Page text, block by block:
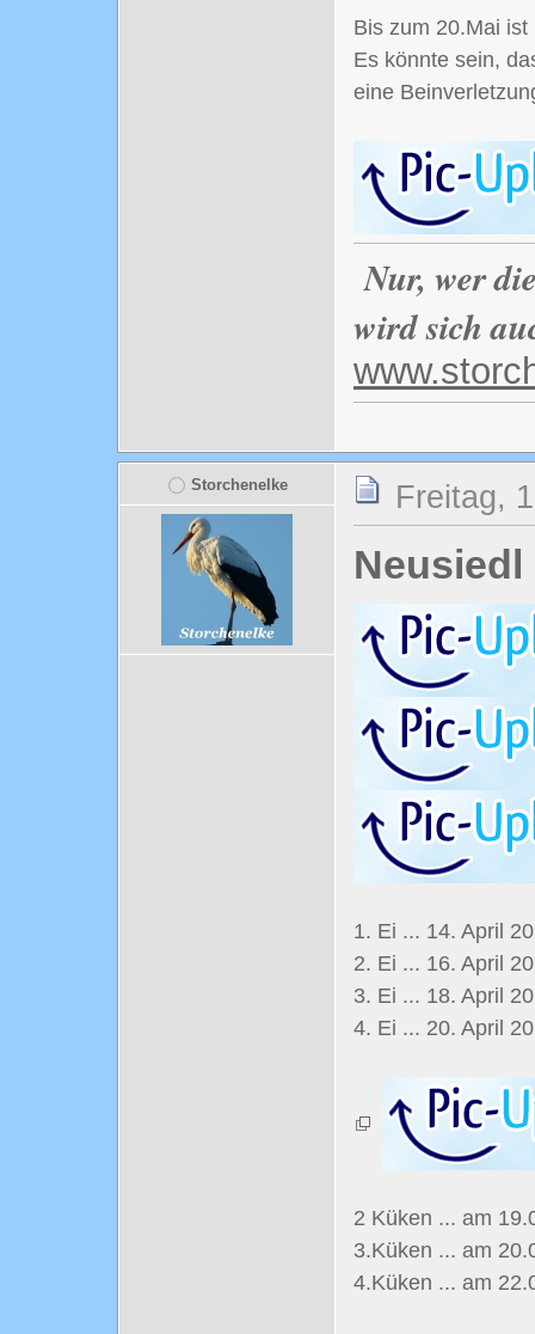
Bis zum 20.Mai
Es könnte sein,
eine
Nur, wer
wird sich
Storchenelke Freitag,
Neusiedl
1. Ei ... 14. April
2. Ei ... 16. April
3. Ei ... 18. April
4. Ei ... 20. April
2 Küken ... am
3.Küken ... am
4.Küken ... am